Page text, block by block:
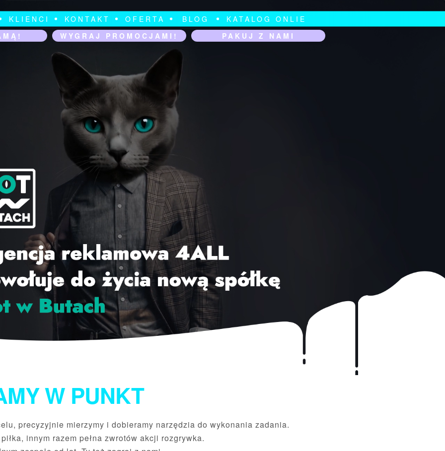
KLIENCI KONTAKT OFERTA BLOG
KATALOG ONLIE
WYGRAJ PROMOCJAMI! PAKUJ Z NAMI
W PUNKT
precyzyjnie mierzymy i dobieramy narzędzia do wykonania zadania.
innym razem pełna zwrotów akcji rozgrywka.